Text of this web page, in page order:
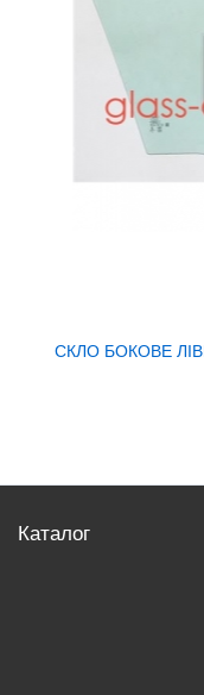
СКЛО БОКОВЕ
Каталог